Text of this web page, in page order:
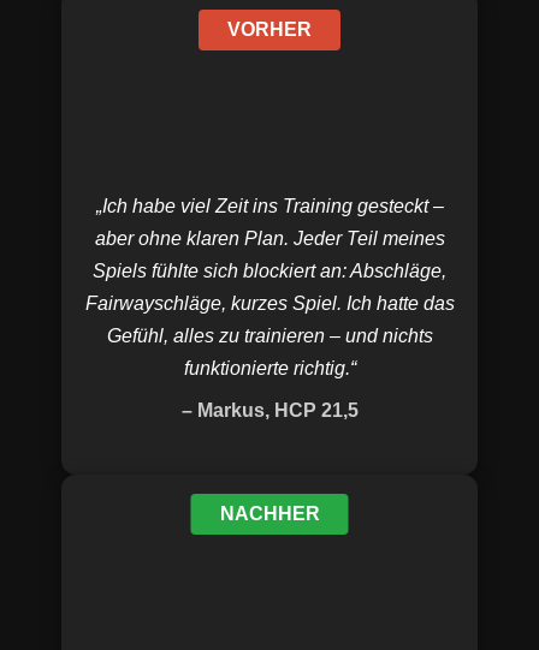
VORHER
„Ich habe viel Zeit ins Training gesteckt –
aber ohne klaren Plan. Jeder Teil meines
Spiels fühlte sich blockiert an: Abschläge,
Fairwayschläge, kurzes Spiel. Ich hatte das
Gefühl, alles zu trainieren – und nichts
funktionierte richtig.“
– Markus, HCP 21,5
NACHHER